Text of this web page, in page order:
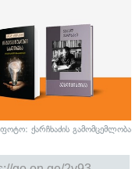
ფოტო: ქარჩხაძის გამომცემლობა